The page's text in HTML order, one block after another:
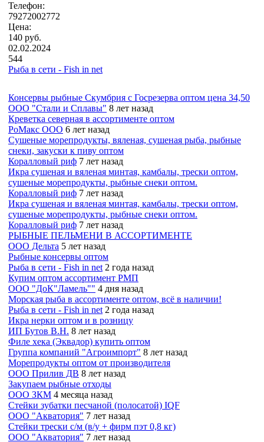
Телефон:
79272002772
Цена:
140 руб.
02.02.2024
544
Рыба в сети - Fish in net
Консервы рыбные Скумбрия с Госрезерва оптом цена 34,50
ООО "Стали и Сплавы" 8 лет назад
Креветка северная в ассортименте оптом
РоМакс ООО 6 лет назад
Сушеные морепродукты, вяленая, сушеная рыба, рыбные
снеки, закуски к пиву оптом
Коралловый риф 7 лет назад
Икра сушеная и вяленая минтая, камбалы, трески оптом,
сушеные морепродукты, рыбные снеки оптом.
Коралловый риф 7 лет назад
Икра сушеная и вяленая минтая, камбалы, трески оптом,
сушеные морепродукты, рыбные снеки оптом.
Коралловый риф 7 лет назад
РЫБНЫЕ ПЕЛЬМЕНИ В АССОРТИМЕНТЕ
ООО Дельта 5 лет назад
Рыбные консервы оптом
Рыба в сети - Fish in net 2 года назад
Купим оптом ассортимент РМП
ООО "ДоК"Ламель"" 4 дня назад
Морская рыба в ассортименте оптом, всё в наличии!
Рыба в сети - Fish in net 2 года назад
Икра нерки оптом и в розницу
ИП Бутов В.Н. 8 лет назад
Филе хека (Эквадор) купить оптом
Группа компаний "Агроимпорт" 8 лет назад
Морепродукты оптом от производителя
ООО Прилив ДВ 8 лет назад
Закупаем рыбные отходы
ООО ЗКМ 4 месяца назад
Стейки зубатки песчаной (полосатой) IQF
ООО "Акватория" 7 лет назад
Стейки трески с/м (в/у + фирм пэт 0,8 кг)
ООО "Акватория" 7 лет назад